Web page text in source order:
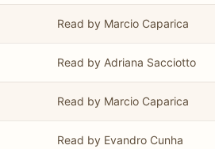
Read by Marcio Caparica
Read by Adriana Sacciotto
Read by Marcio Caparica
Read by Evandro Cunha